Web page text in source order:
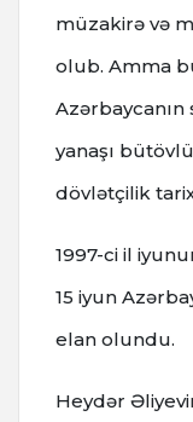
müzakirə və
olub. Amma
Azərbaycanın
yanaşı
dövlətçilik
1997-ci il
15 iyun
elan olundu.
Heydər